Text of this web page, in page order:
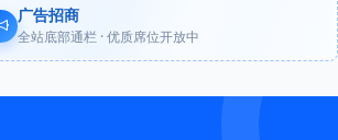
广告招商
全站底部通栏 · 优质席位开放中